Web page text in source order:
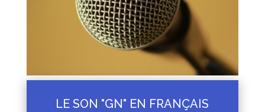
LE SON "GN" EN FRANÇAIS